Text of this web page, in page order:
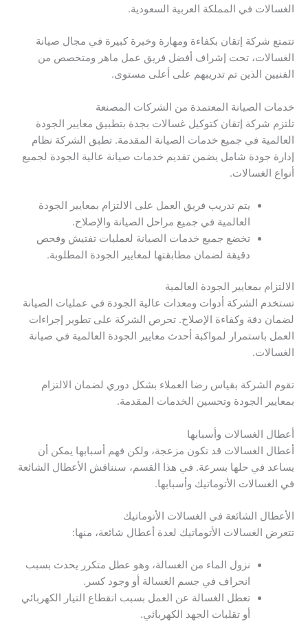
الغسالات في المملكة العربية السعودية.
تتمتع شركة إتقان بكفاءة ومهارة وخبرة كبيرة في مجال صيانة
الغسالات، تحت إشراف أفضل فريق عمل ماهر ومتخصص من
الفنيين الذين تم تدريبهم على أعلى مستوى.
خدمات الصيانة المعتمدة من الشركات المصنعة
تلتزم شركة إتقان كتوكيل غسالات بجدة بتطبيق معايير الجودة
العالمية في جميع خدمات الصيانة المقدمة. تطبق الشركة نظام
إدارة جودة شامل يضمن تقديم خدمات صيانة عالية الجودة لجميع
أنواع الغسالات.
يتم تدريب فريق العمل على الالتزام بمعايير الجودة
العالمية في جميع مراحل الصيانة والإصلاح.
تخضع جميع خدمات الصيانة لعمليات تفتيش وفحص
دقيقة لضمان مطابقتها لمعايير الجودة المطلوبة.
الالتزام بمعايير الجودة العالمية
تستخدم الشركة أدوات ومعدات عالية الجودة في عمليات الصيانة
لضمان دقة وكفاءة الإصلاح. تحرص الشركة على تطوير إجراءات
العمل باستمرار لمواكبة أحدث معايير الجودة العالمية في صيانة
الغسالات.
تقوم الشركة بقياس رضا العملاء بشكل دوري لضمان الالتزام
بمعايير الجودة وتحسين الخدمات المقدمة.
أعطال الغسالات وأسبابها
أعطال الغسالات قد تكون مزعجة، ولكن فهم أسبابها يمكن أن
يساعد في حلها بسرعة. في هذا القسم، سنناقش الأعطال الشائعة
في الغسالات الأتوماتيك وأسبابها.
الأعطال الشائعة في الغسالات الأتوماتيك
تتعرض الغسالات الأتوماتيك لعدة أعطال شائعة، منها:
نزول الماء من الغسالة، وهو عطل متكرر يحدث بسبب
انحراف في جسم الغسالة أو وجود كسر.
تعطل الغسالة عن العمل بسبب انقطاع التيار الكهربائي
أو تقلبات الجهد الكهربائي.